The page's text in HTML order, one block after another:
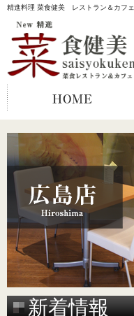
精進料理 菜食健美 レストラン＆カフェ
新着情報